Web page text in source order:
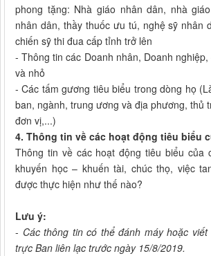
phong tặng: Nhà giáo nhân dân, nhà
nhân dân, thầy thuốc ưu tú, nghệ sỹ nhân
chiến sỹ thi đua cấp tỉnh trở lên
- Thông tin các Doanh nhân, Doanh
và nhỏ
- Các tấm gương tiêu biểu trong dòng họ
ban, ngành, trung ương và địa phương, thủ
đơn vị,...)
4. Thông tin về các hoạt động tiêu biểu
Thông tin về các hoạt động tiêu biểu của
khuyến học – khuến tài, chúc thọ, việc
được thực hiện như thế nào?
Lưu ý:
- Các thông tin có thể đánh máy hoặc
trực Ban liên lạc trước ngày 15/8/2019.